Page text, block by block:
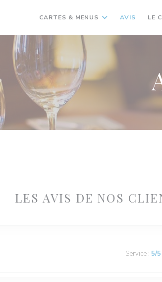
CARTES & MENUS AVIS LE
LES AVIS DE NOS
Service : 5/5